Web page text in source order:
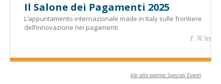
Il Salone dei Pagamenti 2025
L’appuntamento internazionale made in Italy sulle frontiere
dell’innovazione nei pagamenti
Vai alla pagina Speciali Eventi